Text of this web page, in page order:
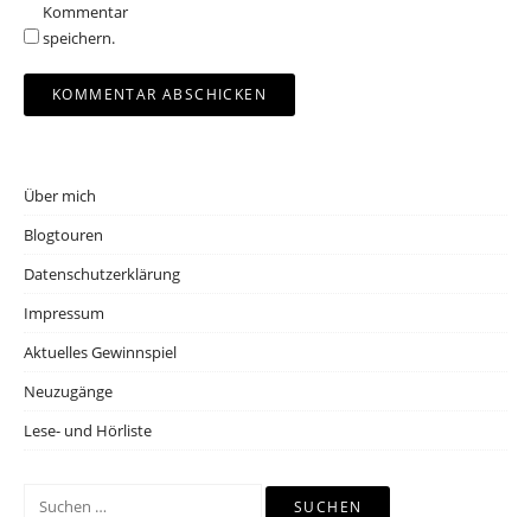
Kommentar
speichern.
Über mich
Blogtouren
Datenschutzerklärung
Impressum
Aktuelles Gewinnspiel
Neuzugänge
Lese- und Hörliste
Suchen